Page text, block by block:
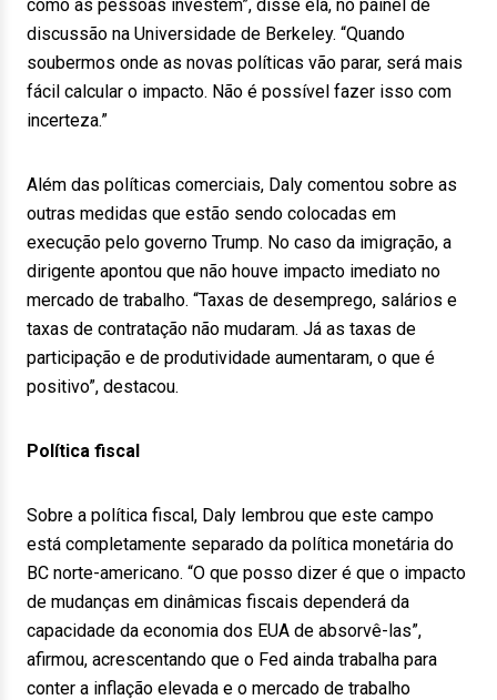
como as pessoas investem”, disse ela, no painel de
discussão na Universidade de Berkeley. “Quando
soubermos onde as novas políticas vão parar, será mais
fácil calcular o impacto. Não é possível fazer isso com
incerteza.”
Além das políticas comerciais, Daly comentou sobre as
outras medidas que estão sendo colocadas em
execução pelo governo Trump. No caso da imigração, a
dirigente apontou que não houve impacto imediato no
mercado de trabalho. “Taxas de desemprego, salários e
taxas de contratação não mudaram. Já as taxas de
participação e de produtividade aumentaram, o que é
positivo”, destacou.
Política fiscal
Sobre a política fiscal, Daly lembrou que este campo
está completamente separado da política monetária do
BC norte-americano. “O que posso dizer é que o impacto
de mudanças em dinâmicas fiscais dependerá da
capacidade da economia dos EUA de absorvê-las”,
afirmou, acrescentando que o Fed ainda trabalha para
conter a inflação elevada e o mercado de trabalho